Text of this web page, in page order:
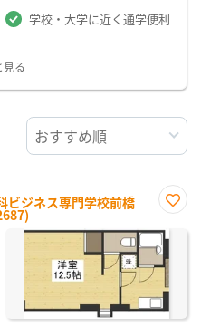
学校・大学に近く通学便利
見る
ビジネス専門学校前橋
に入
り登
録